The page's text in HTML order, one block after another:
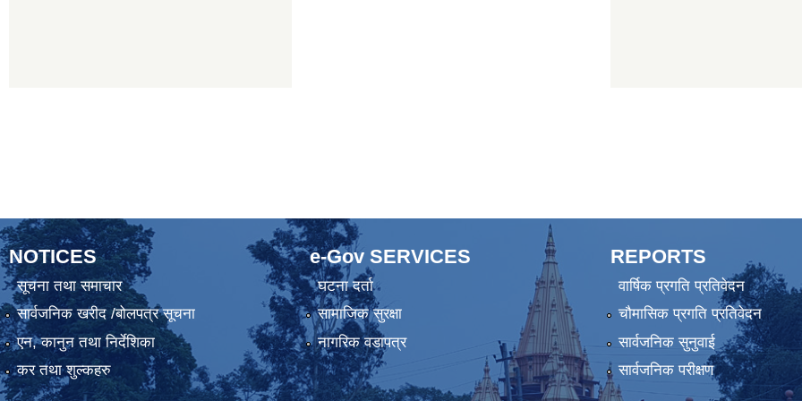
NOTICES
सूचना तथा समाचार
सार्वजनिक खरीद /बोलपत्र सूचना
एन, कानुन तथा निर्देशिका
कर तथा शुल्कहरु
e-Gov SERVICES
घटना दर्ता
सामाजिक सुरक्षा
नागरिक वडापत्र
REPORTS
वार्षिक प्रगति प्रतिवेदन
चौमासिक प्रगति प्रतिवेदन
सार्वजनिक सुनुवाई
सार्वजनिक परीक्षण